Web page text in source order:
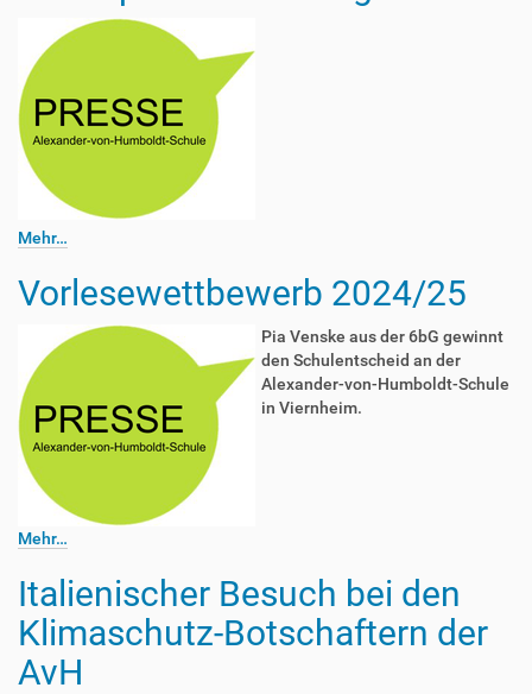
Mehr…
Vorlesewettbewerb 2024/25
Pia Venske aus der 6bG gewinnt
den Schulentscheid an der
Alexander-von-Humboldt-Schule
in Viernheim.
Mehr…
Italienischer Besuch bei den
Klimaschutz-Botschaftern der
AvH